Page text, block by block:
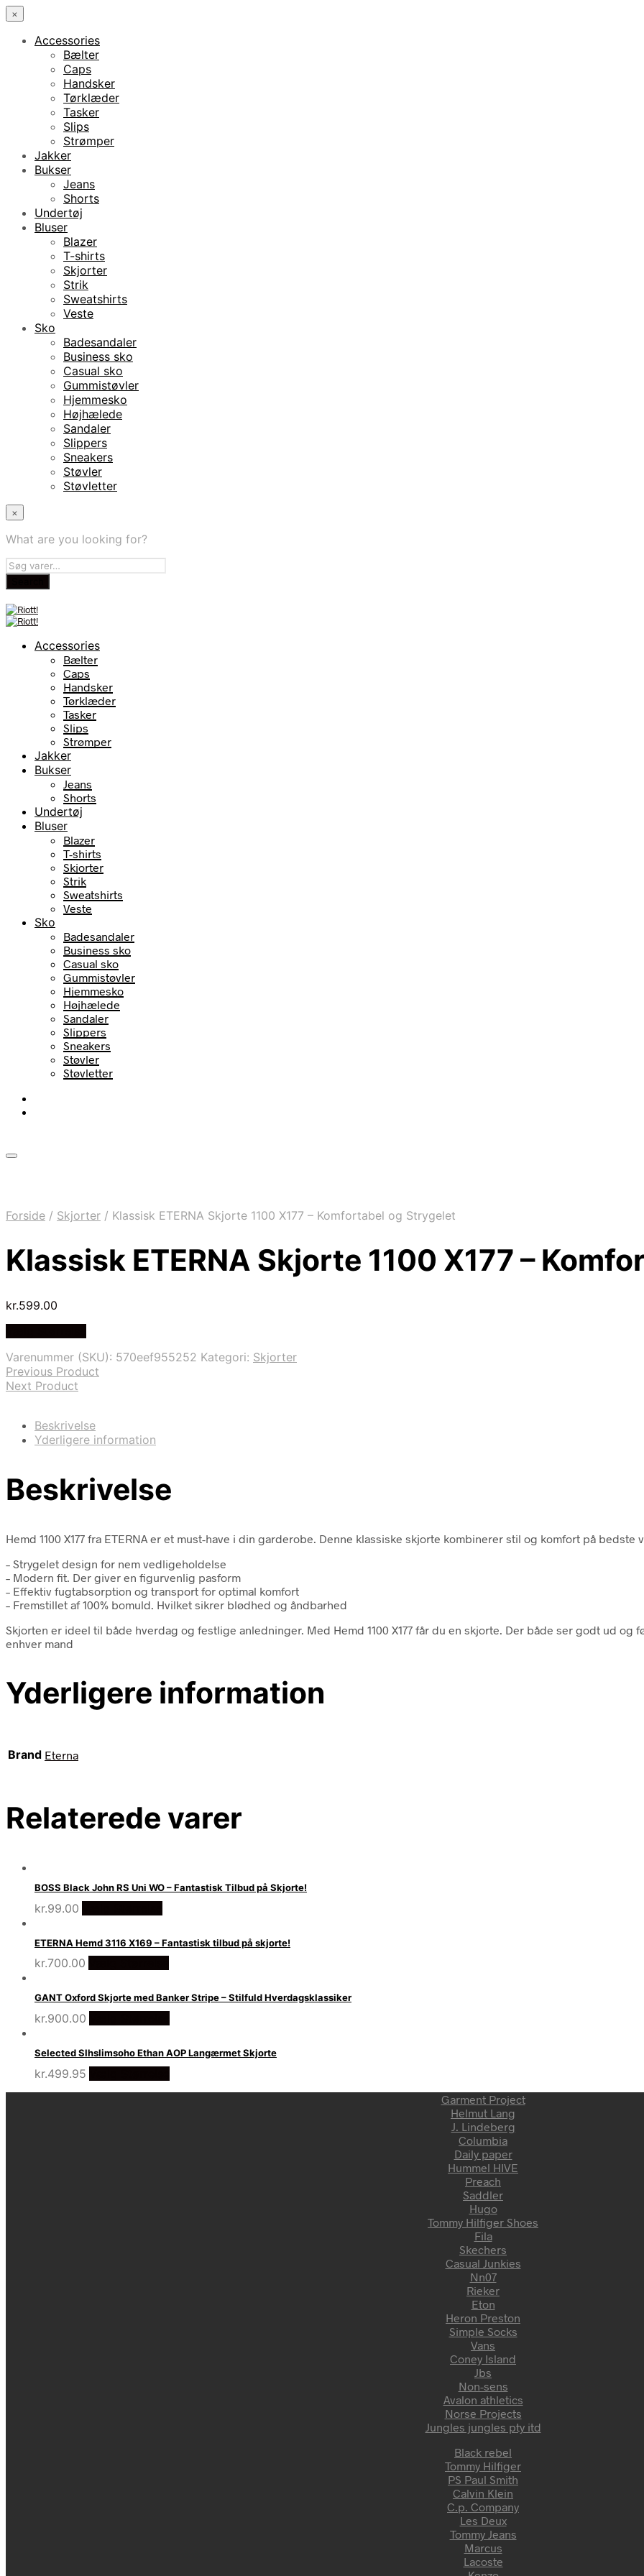
×
Accessories
Bælter
Caps
Handsker
Tørklæder
Tasker
Slips
Strømper
Jakker
Bukser
Jeans
Shorts
Undertøj
Bluser
Blazer
T-shirts
Skjorter
Strik
Sweatshirts
Veste
Sko
Badesandaler
Business sko
Casual sko
Gummistøvler
Hjemmesko
Højhælede
Sandaler
Slippers
Sneakers
Støvler
Støvletter
×
What are you looking for?
Accessories
Bælter
Caps
Handsker
Tørklæder
Tasker
Slips
Strømper
Jakker
Bukser
Jeans
Shorts
Undertøj
Bluser
Blazer
T-shirts
Skjorter
Strik
Sweatshirts
Veste
Sko
Badesandaler
Business sko
Casual sko
Gummistøvler
Hjemmesko
Højhælede
Sandaler
Slippers
Sneakers
Støvler
Støvletter
Forside / Skjorter / Klassisk ETERNA Skjorte 1100 X177 – Komfortabel og Strygelet
Klassisk ETERNA Skjorte 1100 X177 –
kr.599.00
Varenummer (SKU): 570eef955252 Kategori: Skjorter
Previous Product
Next Product
Beskrivelse
Yderligere information
Beskrivelse
Hemd 1100 X177 fra ETERNA er et must-have i din garderobe. Denne klassiske skjorte kombinerer stil og komfort på bedste
– Strygelet design for nem vedligeholdelse
– Modern fit. Der giver en figurvenlig pasform
– Effektiv fugtabsorption og transport for optimal komfort
– Fremstillet af 100% bomuld. Hvilket sikrer blødhed og åndbarhed
Skjorten er ideel til både hverdag og festlige anledninger. Med Hemd 1100 X177 får du en skjorte. Der både ser godt ud og
enhver mand
Yderligere information
Brand Eterna
Relaterede varer
BOSS Black John RS Uni WO – Fantastisk Tilbud på Skjorte!
kr.99.00
ETERNA Hemd 3116 X169 – Fantastisk tilbud på skjorte!
kr.700.00
GANT Oxford Skjorte med Banker Stripe – Stilfuld Hverdagsklassiker
kr.900.00
Selected Slhslimsoho Ethan AOP Langærmet Skjorte
kr.499.95
Garment Project
Helmut Lang
J. Lindeberg
Columbia
Daily paper
Hummel HIVE
Preach
Saddler
Hugo
Tommy Hilfiger Shoes
Fila
Skechers
Casual Junkies
Nn07
Rieker
Eton
Heron Preston
Simple Socks
Vans
Coney Island
Jbs
Non-sens
Avalon athletics
Norse Projects
Jungles jungles pty itd
Black rebel
Tommy Hilfiger
PS Paul Smith
Calvin Klein
C.p. Company
Les Deux
Tommy Jeans
Marcus
Lacoste